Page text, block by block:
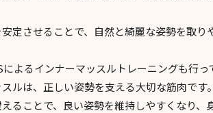
定させることで、自然と綺麗な姿勢を取り
よるインナーマッスルトレーニングも行っ
ルは、正しい姿勢を支える大切な筋肉です。
ることで、良い姿勢を維持しやすくなり